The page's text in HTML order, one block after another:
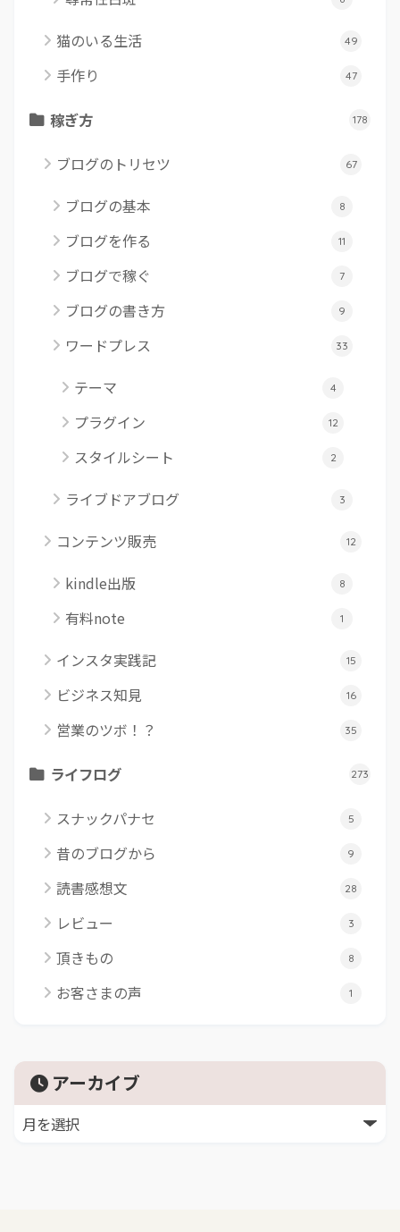
猫のいる生活 49
手作り 47
稼ぎ方 178
ブログのトリセツ 67
ブログの基本 8
ブログを作る 11
ブログで稼ぐ 7
ブログの書き方 9
ワードプレス 33
テーマ 4
プラグイン 12
スタイルシート 2
ライブドアブログ 3
コンテンツ販売 12
kindle出版 8
有料note 1
インスタ実践記 15
ビジネス知見 16
営業のツボ！？ 35
ライフログ 273
スナックパナセ 5
昔のブログから 9
読書感想文 28
レビュー 3
頂きもの 8
お客さまの声 1
アーカイブ